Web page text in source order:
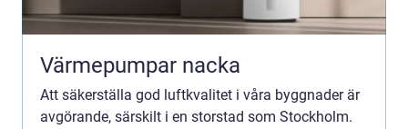
Värmepumpar nacka
Att säkerställa god luftkvalitet i våra byggnader är
avgörande, särskilt i en storstad som Stockholm.